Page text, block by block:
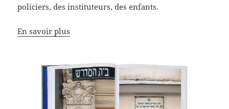
policiers, des instituteurs, des enfants.
En savoir plus